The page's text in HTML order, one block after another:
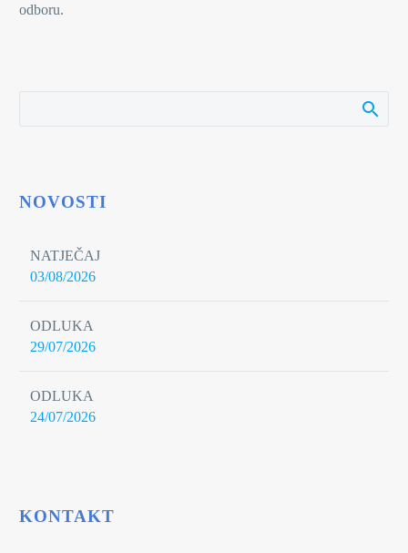
odboru.
NOVOSTI
NATJEČAJ
03/08/2026
ODLUKA
29/07/2026
ODLUKA
24/07/2026
KONTAKT